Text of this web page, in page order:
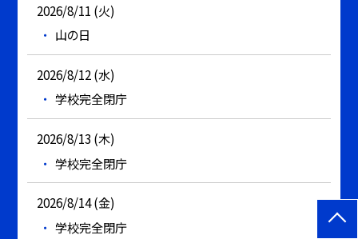
2026/8/11 (火)
山の日
2026/8/12 (水)
学校完全閉庁
2026/8/13 (木)
学校完全閉庁
2026/8/14 (金)
学校完全閉庁